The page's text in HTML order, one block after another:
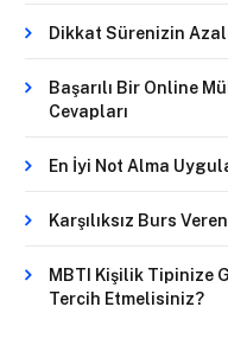
Dikkat Sürenizin
Başarılı Bir Online
Cevapları
En İyi Not Alma
Karşılıksız Burs
MBTI Kişilik Tipinize
Tercih Etmelisiniz?